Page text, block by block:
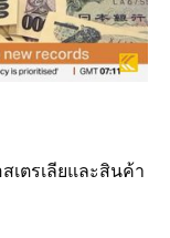
เตรเลียและสินค้า